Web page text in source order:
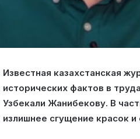
Известная казахстанская
исторических фактов в
Узбекали Жанибекову. В
излишнее сгущение красок